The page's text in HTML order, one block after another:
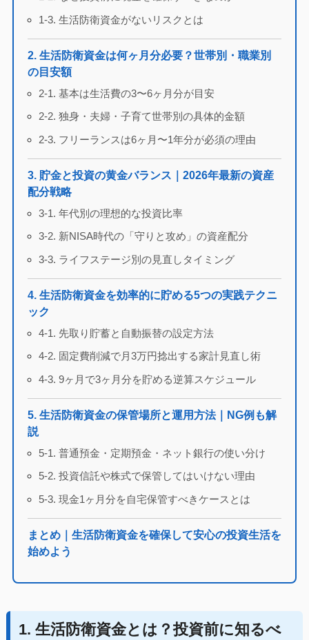
1-3. 生活防衛資金がないリスクとは
2. 生活防衛資金は何ヶ月分必要？世帯別・職業別
の目安額
2-1. 基本は生活費の3〜6ヶ月分が目安
2-2. 独身・夫婦・子育て世帯別の具体的金額
2-3. フリーランスは6ヶ月〜1年分が必須の理由
3. 貯金と投資の黄金バランス｜2026年最新の資産
配分戦略
3-1. 年代別の理想的な投資比率
3-2. 新NISA時代の「守りと攻め」の資産配分
3-3. ライフステージ別の見直しタイミング
4. 生活防衛資金を効率的に貯める5つの実践テクニ
ック
4-1. 先取り貯蓄と自動振替の設定方法
4-2. 固定費削減で月3万円捻出する家計見直し術
4-3. 9ヶ月で3ヶ月分を貯める逆算スケジュール
5. 生活防衛資金の保管場所と運用方法｜NG例も解
説
5-1. 普通預金・定期預金・ネット銀行の使い分け
5-2. 投資信託や株式で保管してはいけない理由
5-3. 現金1ヶ月分を自宅保管すべきケースとは
まとめ｜生活防衛資金を確保して安心の投資生活を
始めよう
1. 生活防衛資金とは？投資前に知るべ